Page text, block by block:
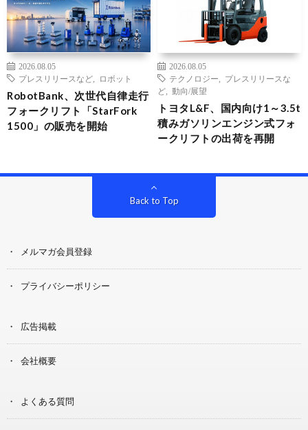
2026.08.05
プレスリリースなど
ロボット
RobotBank、次世代自律走行
フォークリフト「StarFork
1500」の販売を開始
2026.08.05
テクノロジー
プレスリリースな
ど
動向/展望
トヨタL&F、国内向け1～3.5t
積みガソリンエンジン式フォ
ークリフトの出荷を再開
Back to Top
メルマガ会員登録
プライバシーポリシー
広告掲載
会社概要
よくある質問